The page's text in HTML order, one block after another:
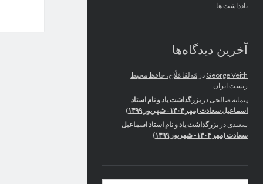
یادداشت ها
آخرین دیدگاه‌ها
George Veith در مَه‌لقا مَلّاح، حافظ محیط
زیست ایران
پیمانه صالحی در بزرگداشت یاد و نام استاد
اسماعیل سعادت (مهر ۱۳۰۴- شهریور ۱۳۹۹)
سعیدی در بزرگداشت یاد و نام استاد اسماعیل
سعادت (مهر ۱۳۰۴- شهریور ۱۳۹۹)